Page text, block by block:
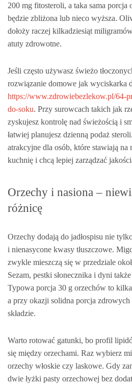
200 mg fitosteroli, a taka sama porcja
będzie zbliżona lub nieco wyższa.
dołoży raczej kilkadziesiąt
atuty zdrowotne.
Jeśli często używasz świeżo
rozwiązanie domowe jak wyciskarka
https://www.zdrowiebezlekow.pl/64-
do-soku. Przy surowcach takich jak
zyskujesz kontrolę nad świeżością i
łatwiej planujesz dzienną podaż
atrakcyjne dla osób, które stawiają na
kuchnię i chcą lepiej zarządzać
Orzechy i nasiona –
różnicę
Orzechy dodają do jadłospisu nie
i nienasycone kwasy tłuszczowe.
zwykle mieszczą się w przedziale
Sezam, pestki słonecznika i dyni
Typowa porcja 30 g orzechów to
a przy okazji solidna porcja zdrowych
składzie.
Warto rotować gatunki, bo profil
się między orzechami. Raz wybierz
orzechy włoskie czy laskowe. Gdy
dwie łyżki pasty orzechowej bez